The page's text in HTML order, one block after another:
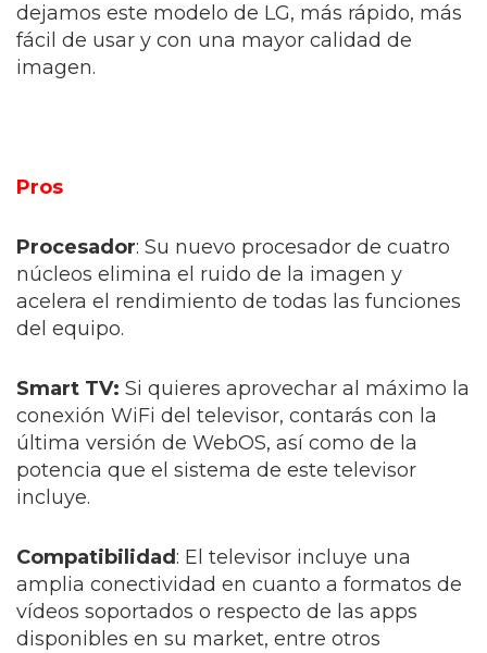
dejamos este modelo de LG, más rápido, más
fácil de usar y con una mayor calidad de
imagen.
Pros
Procesador: Su nuevo procesador de cuatro
núcleos elimina el ruido de la imagen y
acelera el rendimiento de todas las funciones
del equipo.
Smart TV: Si quieres aprovechar al máximo la
conexión WiFi del televisor, contarás con la
última versión de WebOS, así como de la
potencia que el sistema de este televisor
incluye.
Compatibilidad : El televisor incluye una
amplia conectividad en cuanto a formatos de
vídeos soportados o respecto de las apps
disponibles en su market, entre otros